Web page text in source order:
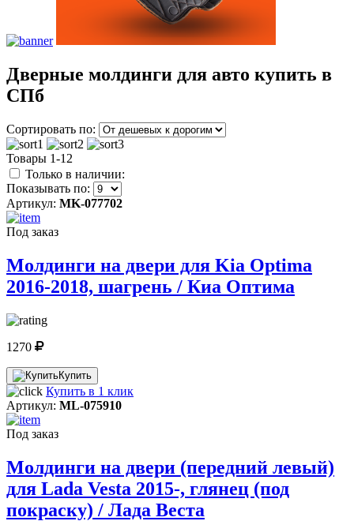
Дверные молдинги для авто купить в
СПб
Сортировать по:
Товары 1-12
Только в наличии:
Показывать по:
Артикул: MK-077702
Под заказ
Молдинги на двери для Kia Optima
2016-2018, шагрень / Киа Оптима
1270
Купить
Купить в 1 клик
Артикул: ML-075910
Под заказ
Молдинги на двери (передний левый)
для Lada Vesta 2015-, глянец (под
покраску) / Лада Веста